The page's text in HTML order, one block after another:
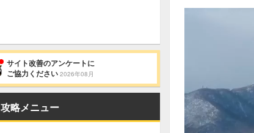
サイト改善のアンケートに
ご協力ください 2026年08月
攻略メニュー